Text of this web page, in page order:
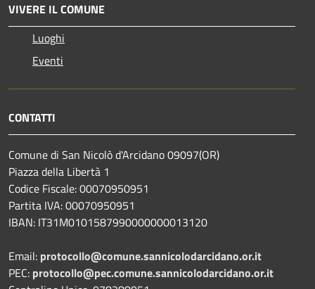
VIVERE IL COMUNE
Luoghi
Eventi
CONTATTI
Comune di San Nicolò d'Arcidano 09097(OR)
Piazza della Libertà 1
Codice Fiscale: 00070950951
Partita IVA: 00070950951
IBAN: IT31M0101587990000000013120
Email: protocollo@comune.sannicolodarcidano.or.it
PEC: protocollo@pec.comune.sannicolodarcidano.or.it